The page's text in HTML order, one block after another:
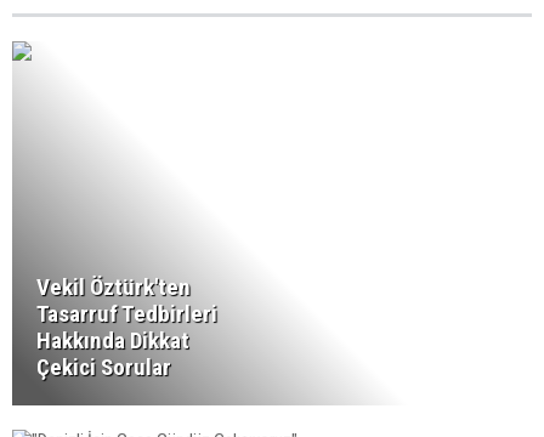
Vekil Öztürk'ten
Tasarruf Tedbirleri
Hakkında Dikkat
Çekici Sorular